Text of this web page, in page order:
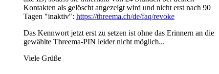
Kontakten als gelöscht angezeigt wird und nicht erst nach 90
Tagen "inaktiv": https://threema.ch/de/faq/revoke
Das Kennwort jetzt erst zu setzen ist ohne das Erinnern an die
gewählte Threema-PIN leider nicht möglich...
Viele Grüße